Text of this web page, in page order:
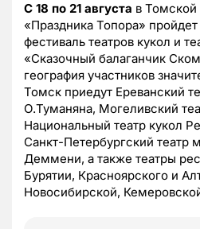
С 18 по 21 августа в Томской
«Праздника Топора»
фестиваль театров кукол и
«Сказочный балаганчик
география участников
Томск приедут Ереванский
О.Туманяна, Могеливский
Национальный театр кукол
Санкт-Петербургский театр
Деммени, а также театры
Бурятии, Красноярского и
Новосибирской,